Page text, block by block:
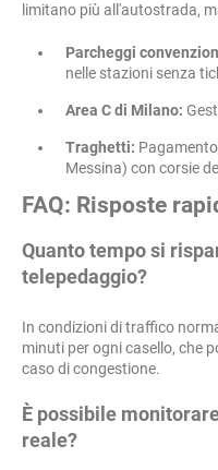
limitano più all'autostrada,
Parcheggi
nelle stazioni senza
Area C di Milano:
Traghetti:
Messina) con corsie
FAQ: Risposte
Quanto tempo si
telepedaggio?
In condizioni di traffico
minuti per ogni casello, che
caso di congestione.
È possibile
reale?